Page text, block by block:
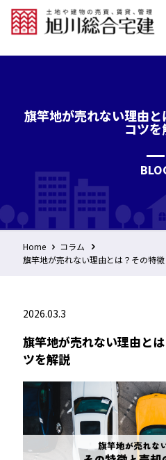
旗竿地が売れない理由
コツを
Home
コラム
旗竿地が売れない理由とは？その特
2026.03.3
旗竿地が売れない理由と
ツを解説